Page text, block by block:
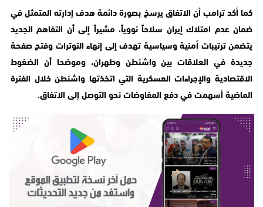
كما أكد ترامب أن الاتفاق يرسخ بصورة دائمة هدف إدارته المتمثل في
ضمان عدم امتلاك إيران سلاحاً نووياً، مشيراً إلى أن التفاهم الجديد
يتضمن ترتيبات أمنية وسياسية تهدف إلى إنهاء التوترات وفتح صفحة
جديدة في العلاقات بين واشنطن وطهران، وموضحا أن الضغوط
الاقتصادية والإجراءات العسكرية التي اتخذتها واشنطن خلال الفترة
الماضية أسهمت في دفع المفاوضات نحو التوصل إلى الاتفاق.